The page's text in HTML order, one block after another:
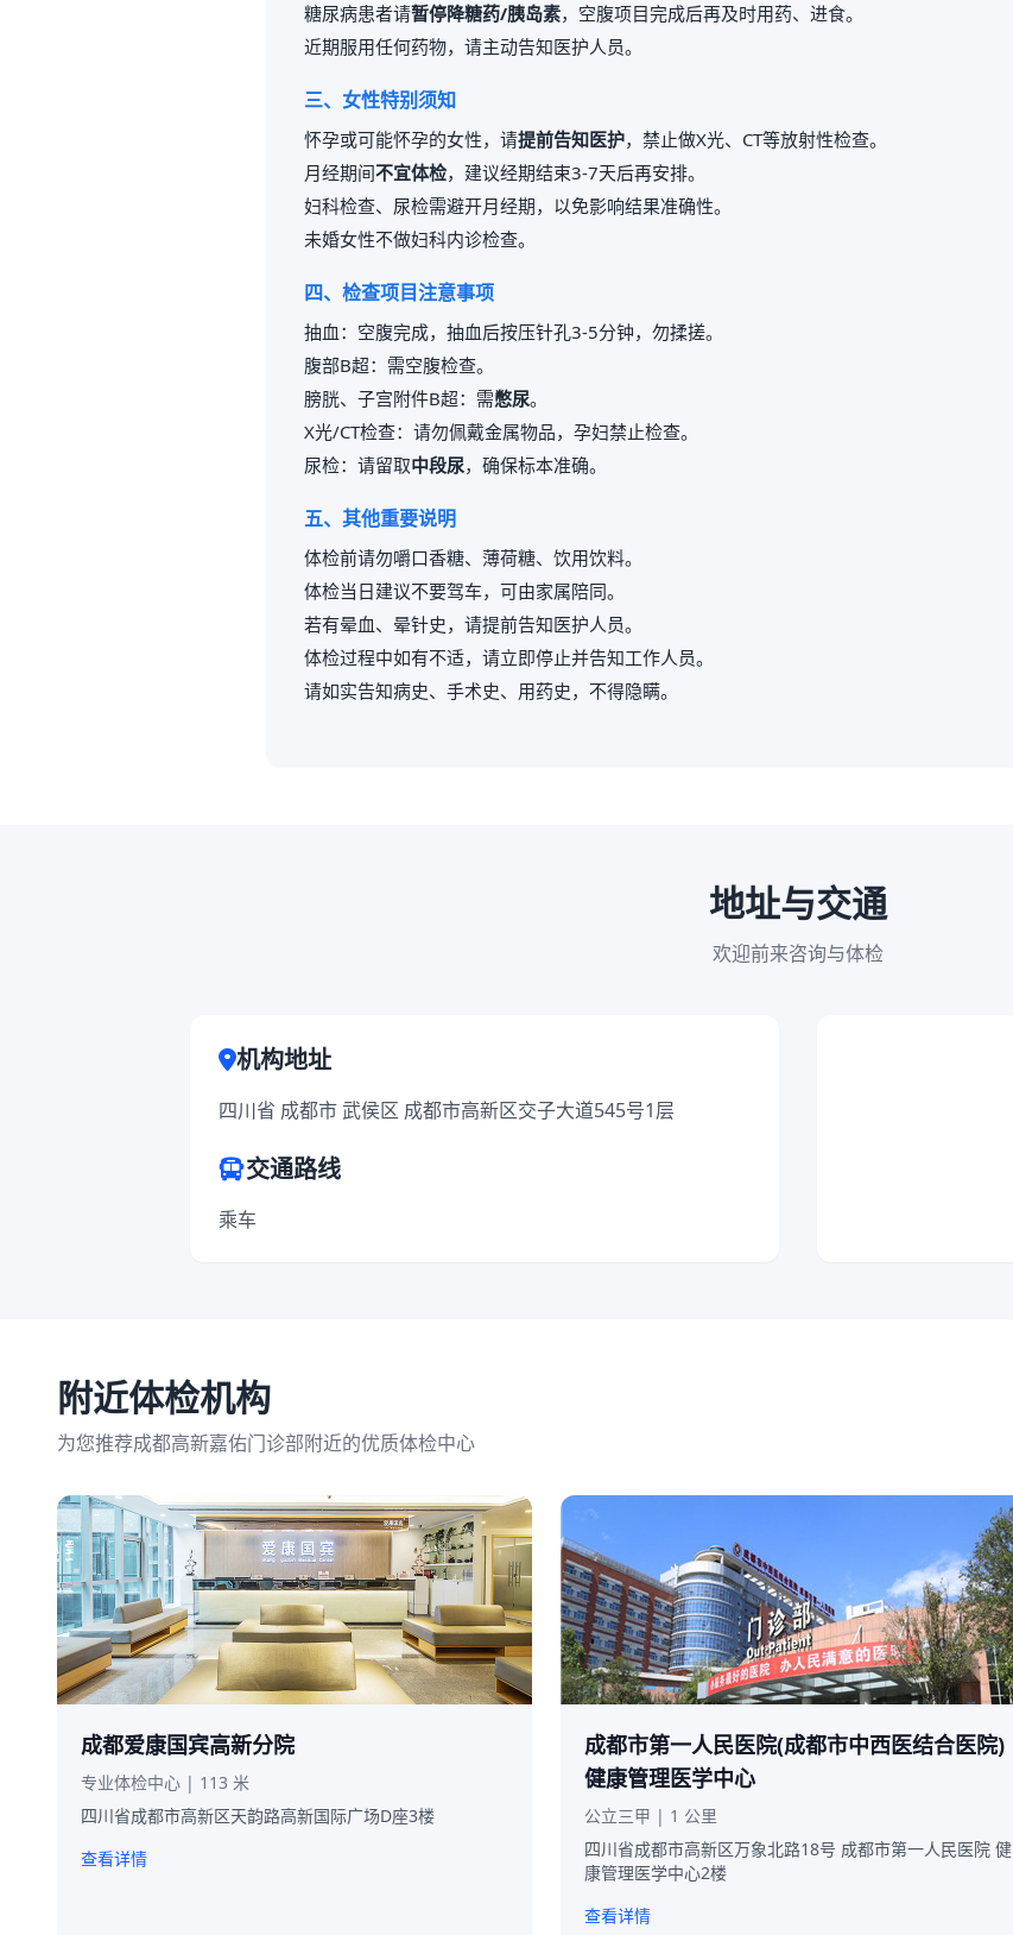
糖尿病患者请暂停降糖药/胰岛素，空腹项目完成后再及时用药、进食。
近期服用任何药物，请主动告知医护人员。
三、女性特别须知
怀孕或可能怀孕的女性，请提前告知医护，禁止做X光、CT等放射性检查。
月经期间不宜体检，建议经期结束3-7天后再安排。
妇科检查、尿检需避开月经期，以免影响结果准确性。
未婚女性不做妇科内诊检查。
四、检查项目注意事项
抽血：空腹完成，抽血后按压针孔3-5分钟，勿揉搓。
腹部B超：需空腹检查。
膀胱、子宫附件B超：需憋尿。
X光/CT检查：请勿佩戴金属物品，孕妇禁止检查。
尿检：请留取中段尿，确保标本准确。
五、其他重要说明
体检前请勿嚼口香糖、薄荷糖、饮用饮料。
体检当日建议不要驾车，可由家属陪同。
若有晕血、晕针史，请提前告知医护人员。
体检过程中如有不适，请立即停止并告知工作人员。
请如实告知病史、手术史、用药史，不得隐瞒。
地址与交通
欢迎前来咨询与体检
机构地址
四川省 成都市 武侯区 成都市高新区交子大道545号1层
交通路线
乘车
附近体检机构
为您推荐成都高新嘉佑门诊部附近的优质体检中心
成都爱康国宾高新分院
专业体检中心 | 113 米
四川省成都市高新区天韵路高新国际广场D座3楼
查看详情
成都市第一人民医院(成都市中西医结合医院)
健康管理医学中心
公立三甲 | 1 公里
四川省成都市高新区万象北路18号 成都市第一人民医院 健
康管理医学中心2楼
查看详情